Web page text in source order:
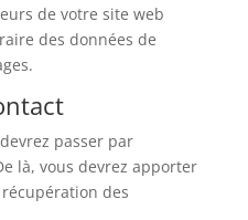
de votre site web
des données de
passer par
là, vous devrez apporter
des